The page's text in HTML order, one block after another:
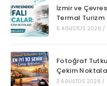
İzmir ve
Termal Turizm
5 AĞUSTOS 2026 /
Fotoğraf
Çekim
3 AĞUSTOS 2026 /